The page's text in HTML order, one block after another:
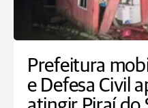
Prefeitura
e Defesa Civil